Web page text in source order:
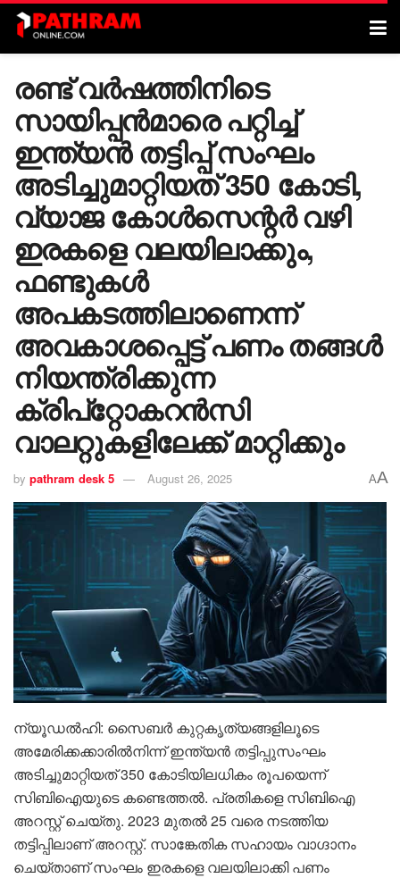
രണ്ട് വർഷത്തിനിടെ
സായിപ്പൻമാരെ പറ്റിച്ച്
ഇന്ത്യൻ തട്ടിപ്പ് സംഘം
അടിച്ചുമാറ്റിയത് 350 കോടി,
വ്യാജ കോൾസെന്റർ വഴി
ഇരകളെ വലയിലാക്കും,
ഫണ്ടുകൾ
അപകടത്തിലാണെന്ന്
അവകാശപ്പെട്ട് പണം തങ്ങൾ
നിയന്ത്രിക്കുന്ന
ക്രിപ്റ്റോകറൻസി
വാലറ്റുകളിലേക്ക് മാറ്റിക്കും
by pathram desk 5 August 26, 2025 AA
ന്യൂഡൽഹി: സൈബർ കുറ്റകൃത്യങ്ങളിലൂടെ
അമേരിക്കക്കാരിൽനിന്ന് ഇന്ത്യൻ തട്ടിപ്പുസംഘം
അടിച്ചുമാറ്റിയത് 350 കോടിയിലധികം രൂപയെന്ന്
സിബിഐയുടെ കണ്ടെത്തൽ. പ്രതികളെ സിബിഐ
അറസ്റ്റ് ചെയ്തു. 2023 മുതൽ 25 വരെ നടത്തിയ
തട്ടിപ്പിലാണ് അറസ്റ്റ്. സാങ്കേതിക സഹായം വാഗ്ദാനം
ചെയ്താണ് സംഘം ഇരകളെ വലയിലാക്കി പണം